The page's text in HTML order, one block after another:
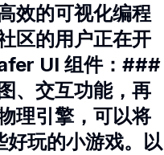
效的可视化编程
区的用户正在开
UI 组件：###
、交互功能，再
理引擎，可以将
玩的小游戏。以